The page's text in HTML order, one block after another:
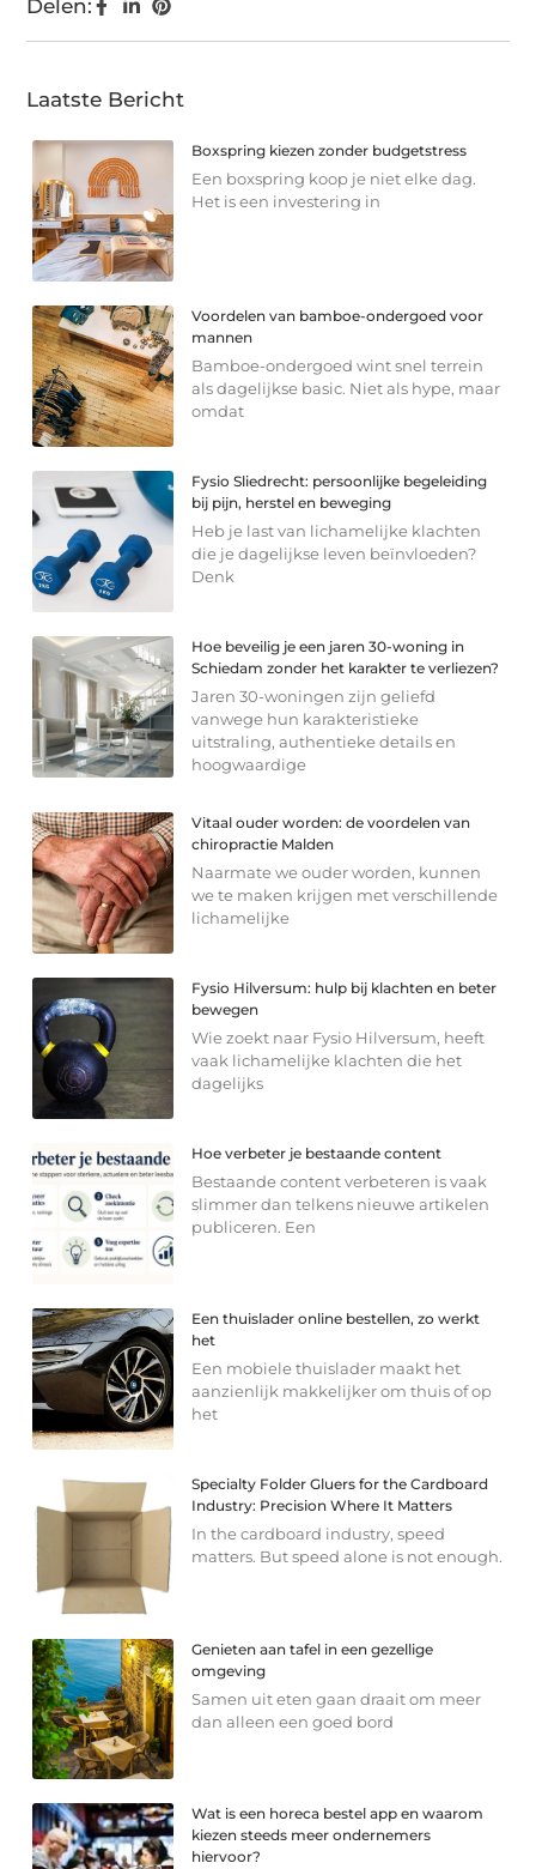
Delen:
Laatste Bericht
Boxspring kiezen zonder budgetstress
Een boxspring koop je niet elke dag.
Het is een investering in
Voordelen van bamboe-ondergoed voor
mannen
Bamboe-ondergoed wint snel terrein
als dagelijkse basic. Niet als hype, maar
omdat
Fysio Sliedrecht: persoonlijke begeleiding
bij pijn, herstel en beweging
Heb je last van lichamelijke klachten
die je dagelijkse leven beïnvloeden?
Denk
Hoe beveilig je een jaren 30-woning in
Schiedam zonder het karakter te verliezen?
Jaren 30-woningen zijn geliefd
vanwege hun karakteristieke
uitstraling, authentieke details en
hoogwaardige
Vitaal ouder worden: de voordelen van
chiropractie Malden
Naarmate we ouder worden, kunnen
we te maken krijgen met verschillende
lichamelijke
Fysio Hilversum: hulp bij klachten en beter
bewegen
Wie zoekt naar Fysio Hilversum, heeft
vaak lichamelijke klachten die het
dagelijks
Hoe verbeter je bestaande content
Bestaande content verbeteren is vaak
slimmer dan telkens nieuwe artikelen
publiceren. Een
Een thuislader online bestellen, zo werkt
het
Een mobiele thuislader maakt het
aanzienlijk makkelijker om thuis of op
het
Specialty Folder Gluers for the Cardboard
Industry: Precision Where It Matters
In the cardboard industry, speed
matters. But speed alone is not enough.
Genieten aan tafel in een gezellige
omgeving
Samen uit eten gaan draait om meer
dan alleen een goed bord
Wat is een horeca bestel app en waarom
kiezen steeds meer ondernemers
hiervoor?